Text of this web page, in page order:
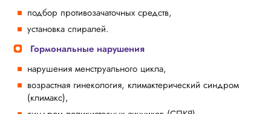
подбор противозачаточных средств,
установка спиралей.
Гормональные нарушения
нарушения менструального цикла,
возрастная гинекология, климактерический синдром
(климакс),